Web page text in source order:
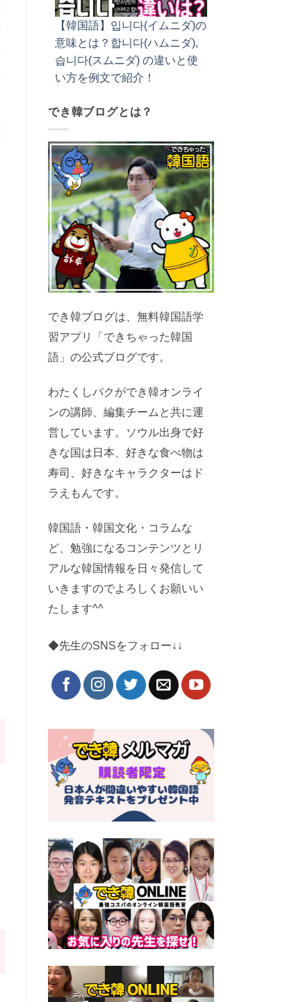
【韓国語】입니다(イムニダ)の
意味とは？합니다(ハムニダ),
습니다(スムニダ) の違いと使
い方を例文で紹介！
でき韓ブログとは？
でき韓ブログは、無料韓国語学
習アプリ「できちゃった韓国
語」の公式ブログです。
わたくしパクができ韓オンライ
ンの講師、編集チームと共に運
営しています。ソウル出身で好
きな国は日本、好きな食べ物は
寿司、好きなキャラクターはド
ラえもんです。
韓国語・韓国文化・コラムな
ど、勉強になるコンテンツとリ
アルな韓国情報を日々発信して
いきますのでよろしくお願いい
たします^^
◆先生のSNSをフォロー↓↓